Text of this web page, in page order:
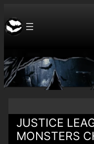
JUSTICE
MONSTERS